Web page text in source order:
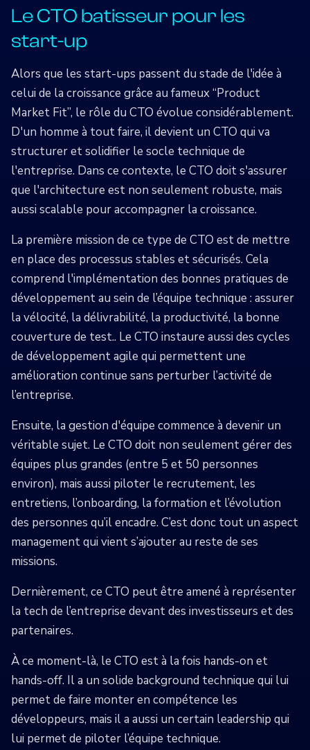
Le CTO batisseur pour les
start-up
Alors que les start-ups passent du stade de l'idée à
celui de la croissance grâce au fameux “Product
Market Fit”, le rôle du CTO évolue considérablement.
D'un homme à tout faire, il devient un CTO qui va
structurer et solidifier le socle technique de
l'entreprise. Dans ce contexte, le CTO doit s'assurer
que l'architecture est non seulement robuste, mais
aussi scalable pour accompagner la croissance.
La première mission de ce type de CTO est de mettre
en place des processus stables et sécurisés. Cela
comprend l'implémentation des bonnes pratiques de
développement au sein de l’équipe technique : assurer
la vélocité, la délivrabilité, la productivité, la bonne
couverture de test.. Le CTO instaure aussi des cycles
de développement agile qui permettent une
amélioration continue sans perturber l’activité de
l’entreprise.
Ensuite, la gestion d'équipe commence à devenir un
véritable sujet. Le CTO doit non seulement gérer des
équipes plus grandes (entre 5 et 50 personnes
environ), mais aussi piloter le recrutement, les
entretiens, l’onboarding, la formation et l’évolution
des personnes qu’il encadre. C’est donc tout un aspect
management qui vient s’ajouter au reste de ses
missions.
Dernièrement, ce CTO peut être amené à représenter
la tech de l’entreprise devant des investisseurs et des
partenaires.
À ce moment-là, le CTO est à la fois hands-on et
hands-off. Il a un solide background technique qui lui
permet de faire monter en compétence les
développeurs, mais il a aussi un certain leadership qui
lui permet de piloter l’équipe technique.